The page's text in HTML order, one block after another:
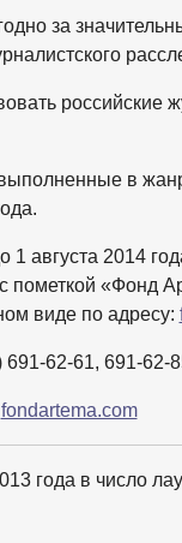
за
в
1 августа 2014
пометкой «Фонд
виде по адресу:
62-61, 691-62-
fondartema.com
года в число